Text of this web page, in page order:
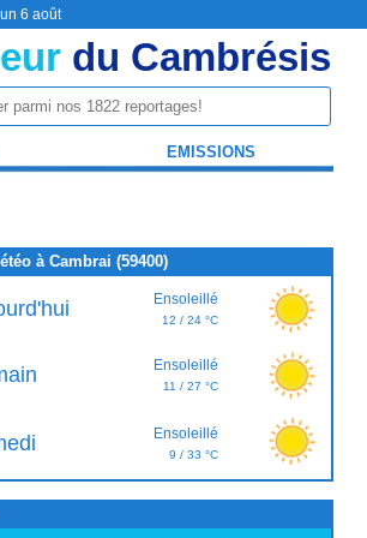
6 août
du Cambrésis
EMISSIONS
à Cambrai (59400)
Ensoleillé
12 / 24 °C
Ensoleillé
11 / 27 °C
Ensoleillé
9 / 33 °C